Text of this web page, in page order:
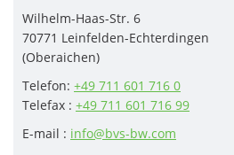
Wilhelm-Haas-Str. 6
70771 Leinfelden-Echterdingen
(Oberaichen)
Telefon: +49 711 601 716 0
Telefax : +49 711 601 716 99
E-mail : info@bvs-bw.com